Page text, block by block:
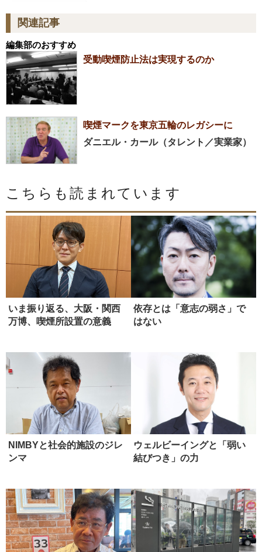
関連記事
編集部のおすすめ
受動喫煙防止法は実現するのか
喫煙マークを東京五輪のレガシーに
ダニエル・カール（タレント／実業家）
こちらも読まれています
いま振り返る、大阪・関西
万博、喫煙所設置の意義
依存とは「意志の弱さ」で
はない
NIMBYと社会的施設のジレ
ンマ
ウェルビーイングと「弱い
結びつき」の力